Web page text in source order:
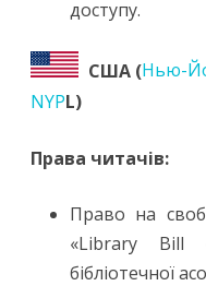
доступу.
США (Нью-
NYPL)
Права читачів:
Право на
«Library Bill
бібліотечної